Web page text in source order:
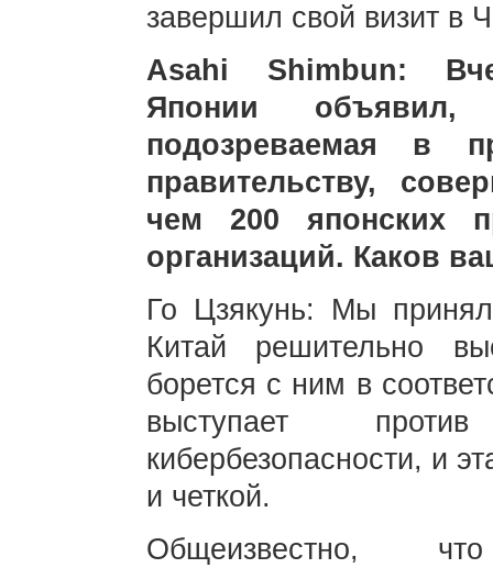
завершил свой визит в
Asahi Shimbun:
Японии объявил,
подозреваемая в
правительству,
чем 200 японских
организаций. Каков
Го Цзякунь: Мы
Китай решительно
борется с ним в
выступает
кибербезопасности, и
и четкой.
Общеизвестно,